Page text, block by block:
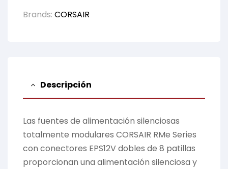
Brands: CORSAIR
Descripción
Las fuentes de alimentación silenciosas
totalmente modulares CORSAIR RMe Series
con conectores EPS12V dobles de 8 patillas
proporcionan una alimentación silenciosa y